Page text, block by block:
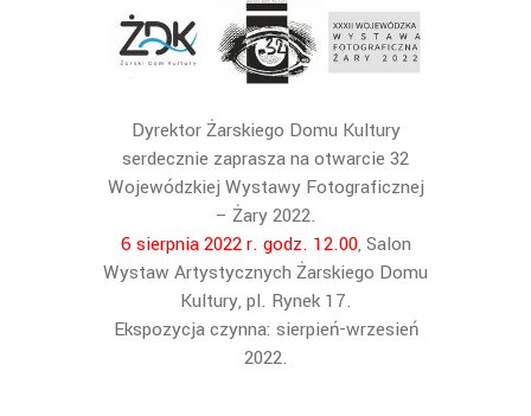
Dyrektor Żarskiego Domu Kultury
serdecznie zaprasza na otwarcie 32
Wojewódzkiej Wystawy Fotograficznej
– Żary 2022.
6 sierpnia 2022 r. godz. 12.00, Salon
Wystaw Artystycznych Żarskiego Domu
Kultury, pl. Rynek 17.
Ekspozycja czynna: sierpień-wrzesień
2022.